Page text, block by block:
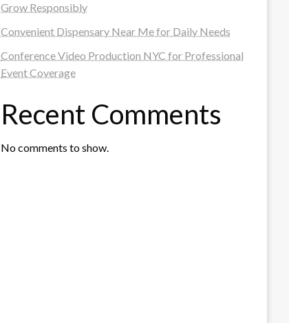
Grow Responsibly
Convenient Dispensary Near Me for Daily Needs
Conference Video Production NYC for Professional
Event Coverage
Recent Comments
No comments to show.